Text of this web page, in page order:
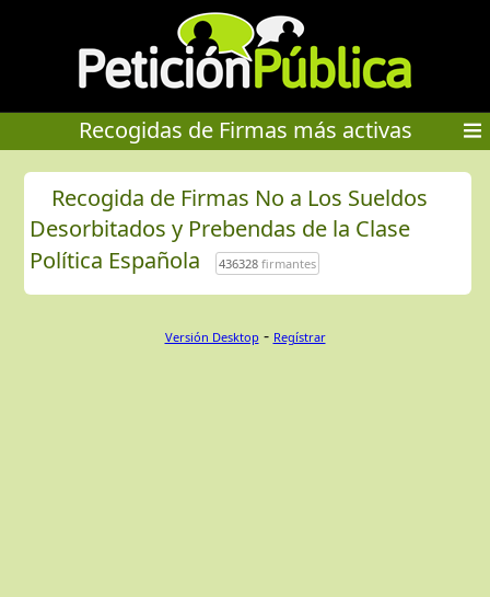
Recogidas de Firmas más activas
Recogida de Firmas No a Los Sueldos
Desorbitados y Prebendas de la Clase
Política Española
436328firmantes
Versión Desktop - Regístrar